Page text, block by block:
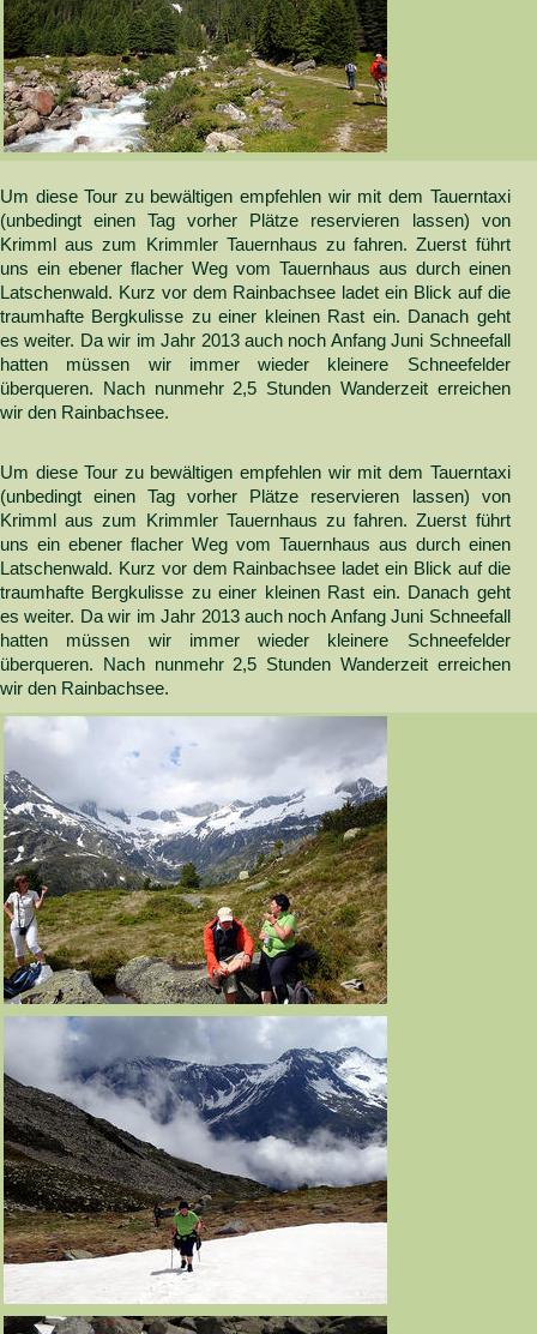
Um diese Tour zu bewältigen empfehlen wir mit dem Tauerntaxi
(unbedingt einen Tag vorher Plätze reservieren lassen) von
Krimml aus zum Krimmler Tauernhaus zu fahren. Zuerst führt
uns ein ebener flacher Weg vom Tauernhaus aus durch einen
Latschenwald. Kurz vor dem Rainbachsee ladet ein Blick auf die
traumhafte Bergkulisse zu einer kleinen Rast ein. Danach geht
es weiter. Da wir im Jahr 2013 auch noch Anfang Juni Schneefall
hatten müssen wir immer wieder kleinere Schneefelder
überqueren. Nach nunmehr 2,5 Stunden Wanderzeit erreichen
wir den Rainbachsee.
Um diese Tour zu bewältigen empfehlen wir mit dem Tauerntaxi
(unbedingt einen Tag vorher Plätze reservieren lassen) von
Krimml aus zum Krimmler Tauernhaus zu fahren. Zuerst führt
uns ein ebener flacher Weg vom Tauernhaus aus durch einen
Latschenwald. Kurz vor dem Rainbachsee ladet ein Blick auf die
traumhafte Bergkulisse zu einer kleinen Rast ein. Danach geht
es weiter. Da wir im Jahr 2013 auch noch Anfang Juni Schneefall
hatten müssen wir immer wieder kleinere Schneefelder
überqueren. Nach nunmehr 2,5 Stunden Wanderzeit erreichen
wir den Rainbachsee.